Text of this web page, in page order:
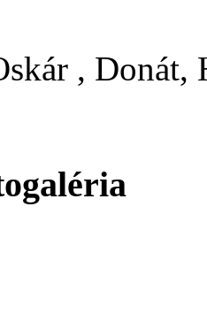
, Donát,